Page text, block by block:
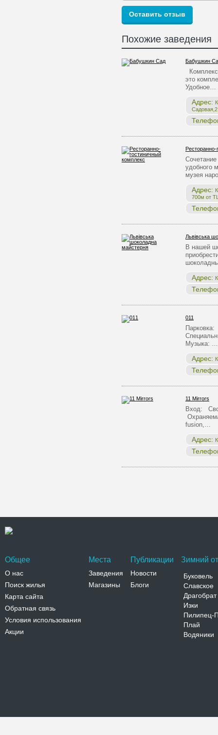
Похожие заведения
Бабушкин
это
Удобное…
Адрес:
удобного
музея
Адрес:
700м от
Львівська
В нашей
Адрес:
011
Музыка: …
Адрес:
11 Mirrors
Вход:
fusion,…
Адрес:
Общее
О нас
Поиск жилья
Карта сайта
Обратная связь
Условия использования
Акции
Места
Заведения
Магазины
Публикации
Новости
Блоги
Зимний
Буковель
Славское
Драгобрат
Изки
Пилипец-
Плай
Водяники